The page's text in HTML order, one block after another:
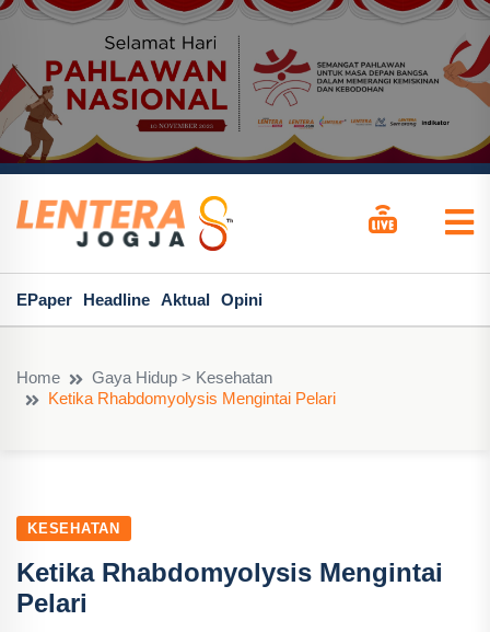
EPaper Headline Aktual Opini
Home
Gaya Hidup > Kesehatan
Ketika Rhabdomyolysis Mengintai Pelari
KESEHATAN
Ketika Rhabdomyolysis Mengintai
Pelari